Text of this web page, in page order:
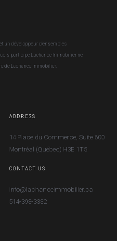
un développeur d'ensembles
participe Lachance Immobilier ne
de Lachance Immobilier.
ADDRESS
14 Place du Commerce, Suite 600
Montréal (Québec) H3E 1T5
CONTACT US
info@lachanceimmobilier.ca
514-393-3332